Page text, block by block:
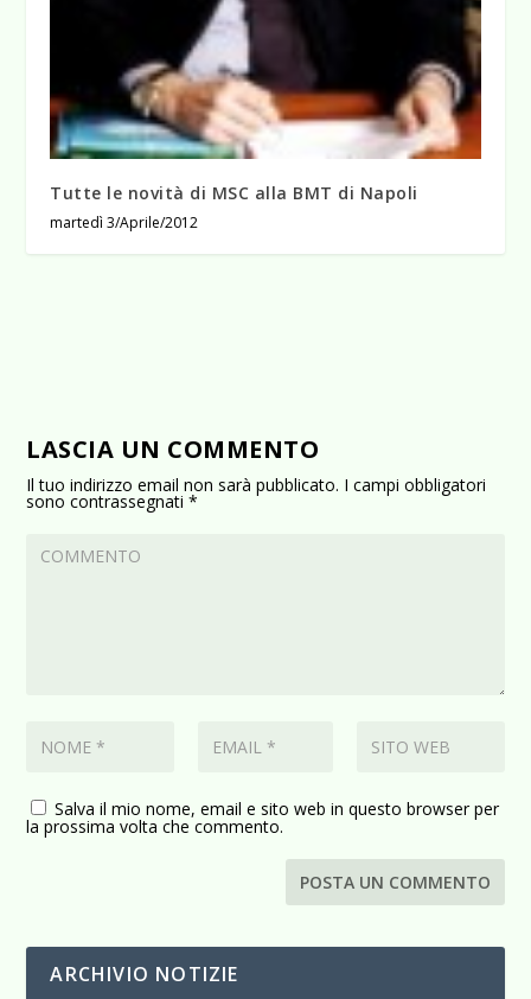
Tutte le novità di MSC alla BMT di Napoli
martedì 3/Aprile/2012
LASCIA UN COMMENTO
Il tuo indirizzo email non sarà pubblicato. I campi obbligatori
sono contrassegnati*
Salva il mio nome, email e sito web in questo browser per
la prossima volta che commento.
ARCHIVIO NOTIZIE